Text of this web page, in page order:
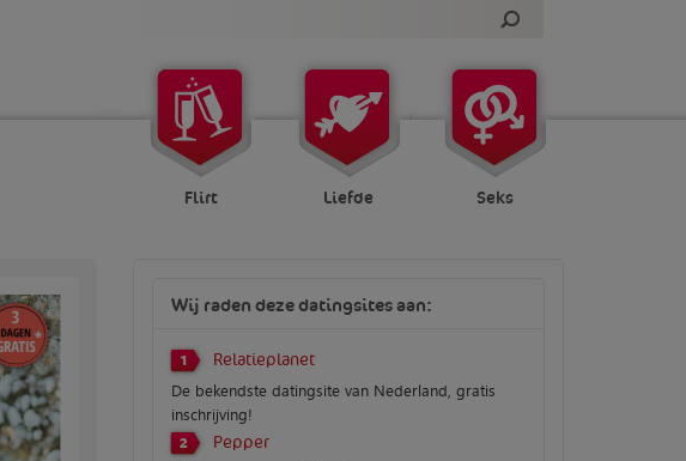
Flirt Liefde Seks
Wij raden deze datingsites aan:
1 Relatieplanet
De bekendste datingsite van Nederland, gratis
inschrijving!
2 Pepper